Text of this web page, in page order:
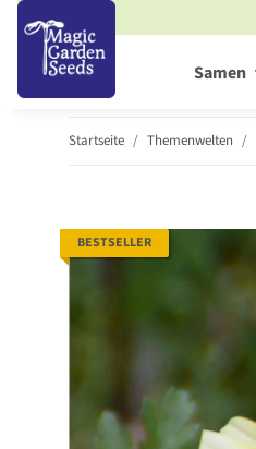
Samen
Startseite Themenwelten
BESTSELLER